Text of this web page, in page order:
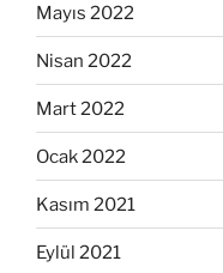
Mayıs 2022
Nisan 2022
Mart 2022
Ocak 2022
Kasım 2021
Eylül 2021